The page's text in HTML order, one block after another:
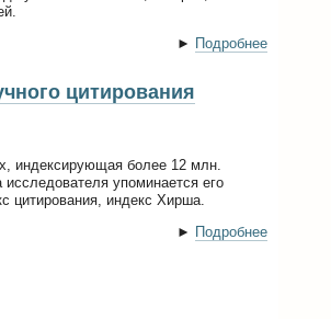
► Подробнее
цитирования
индексирующая более 12 млн.
упоминается его
цитирования, индекс Хирша.
► Подробнее